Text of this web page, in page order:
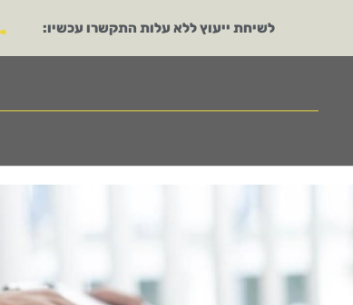
לשיחת ייעוץ ללא עלות התקשרו עכשיו: